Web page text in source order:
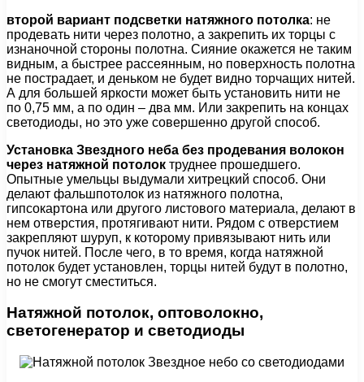
второй вариант подсветки натяжного потолка: не
продевать нити через полотно, а закрепить их торцы с
изнаночной стороны полотна. Сияние окажется не таким
видным, а быстрее рассеянным, но поверхность полотна
не пострадает, и деньком не будет видно торчащих нитей.
А для большей яркости может быть установить нити не
по 0,75 мм, а по один – два мм. Или закрепить на концах
светодиоды, но это уже совершенно другой способ.
Установка Звездного неба без продевания волокон
через натяжной потолок труднее прошедшего.
Опытные умельцы выдумали хитрецкий способ. Они
делают фальшпотолок из натяжного полотна,
гипсокартона или другого листового материала, делают в
нем отверстия, протягивают нити. Рядом с отверстием
закрепляют шуруп, к которому привязывают нить или
пучок нитей. После чего, в то время, когда натяжной
потолок будет установлен, торцы нитей будут в полотно,
но не смогут сместиться.
Натяжной потолок, оптоволокно,
светогенератор и светодиоды